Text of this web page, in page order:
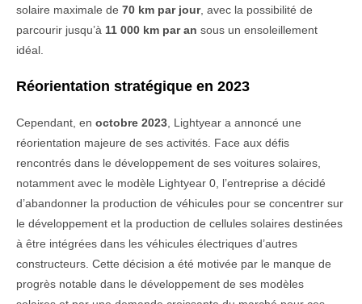
solaire maximale de 70 km par jour, avec la possibilité de
parcourir jusqu’à 11 000 km par an sous un ensoleillement
idéal.
Réorientation stratégique en 2023
Cependant, en octobre 2023, Lightyear a annoncé une
réorientation majeure de ses activités. Face aux défis
rencontrés dans le développement de ses voitures solaires,
notamment avec le modèle Lightyear 0, l’entreprise a décidé
d’abandonner la production de véhicules pour se concentrer sur
le développement et la production de cellules solaires destinées
à être intégrées dans les véhicules électriques d’autres
constructeurs. Cette décision a été motivée par le manque de
progrès notable dans le développement de ses modèles